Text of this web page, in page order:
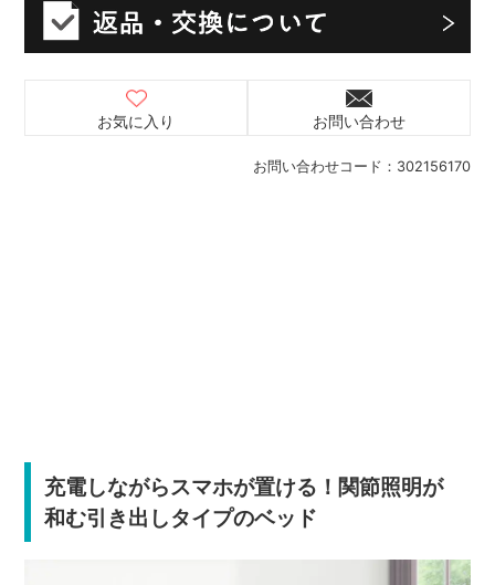
お問い合わせコード： 302156170
お気に入り お問い合わせ
充電しながらスマホが置ける！関節照明が
和む引き出しタイプのベッド